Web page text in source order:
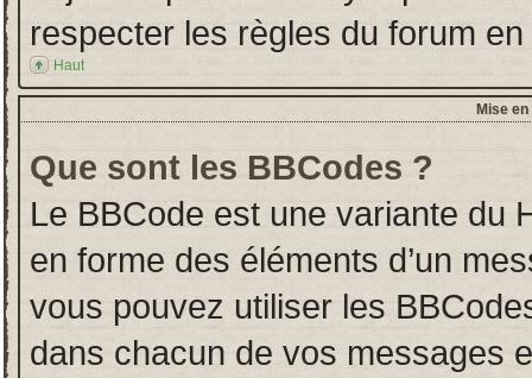
respecter les règles du forum
Haut
Mise
Que sont les BBCodes ?
Le BBCode est une variante du
en forme des éléments d’un
vous pouvez utiliser les
dans chacun de vos messages